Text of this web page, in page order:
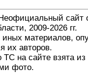
сайт
2009-2026 гг.
материалов,
их авторов.
на сайте взята из
фото.